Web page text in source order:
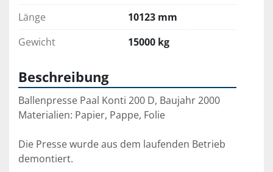
Länge
10123 mm
Gewicht
15000 kg
Beschreibung
Ballenpresse Paal Konti 200 D, Baujahr 2000
Materialien: Papier, Pappe, Folie
Die Presse wurde aus dem laufenden Betrieb
demontiert.